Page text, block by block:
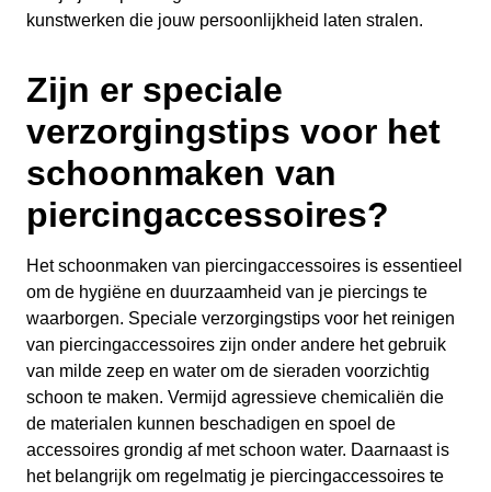
kunstwerken die jouw persoonlijkheid laten stralen.
Zijn er speciale
verzorgingstips voor het
schoonmaken van
piercingaccessoires?
Het schoonmaken van piercingaccessoires is essentieel
om de hygiëne en duurzaamheid van je piercings te
waarborgen. Speciale verzorgingstips voor het reinigen
van piercingaccessoires zijn onder andere het gebruik
van milde zeep en water om de sieraden voorzichtig
schoon te maken. Vermijd agressieve chemicaliën die
de materialen kunnen beschadigen en spoel de
accessoires grondig af met schoon water. Daarnaast is
het belangrijk om regelmatig je piercingaccessoires te